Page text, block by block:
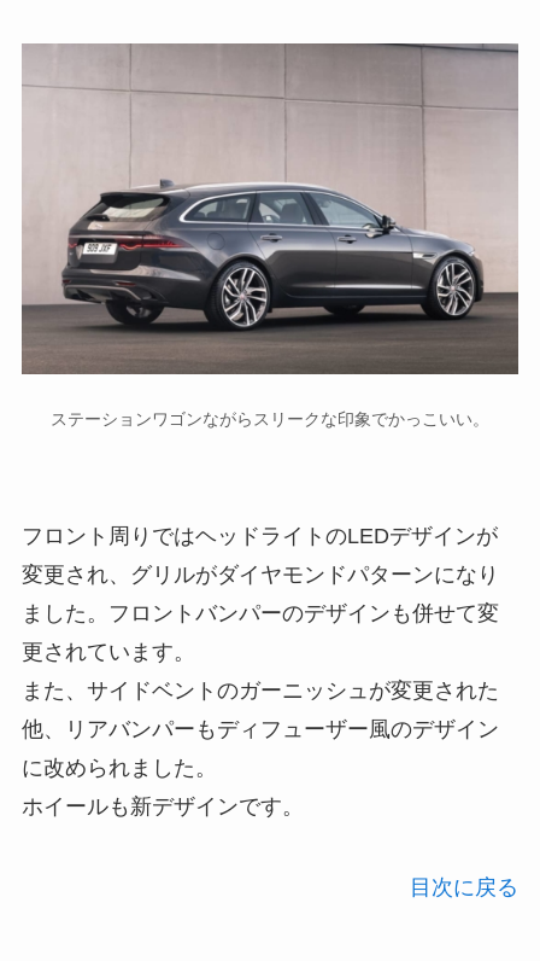
ステーションワゴンながらスリークな印象でかっこいい。
フロント周りではヘッドライトのLEDデザインが
変更され、グリルがダイヤモンドパターンになり
ました。フロントバンパーのデザインも併せて変
更されています。
また、サイドベントのガーニッシュが変更された
他、リアバンパーもディフューザー風のデザイン
に改められました。
ホイールも新デザインです。
目次に戻る